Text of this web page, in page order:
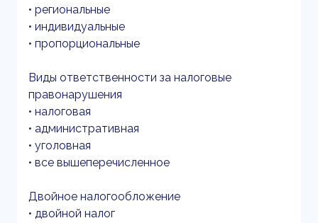
• региональные
• индивидуальные
• пропорциональные
Виды ответственности за налоговые
правонарушения
• налоговая
• административная
• уголовная
• все вышеперечисленное
Двойное налогообложение
• двойной налог